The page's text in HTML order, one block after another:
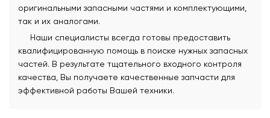
оригинальными запасными частями и комплектующими,
так и их аналогами.
Наши специалисты всегда готовы предоставить
квалифицированную помощь в поиске нужных запасных
частей. В результате тщательного входного контроля
качества, Вы получаете качественные запчасти для
эффективной работы Вашей техники.